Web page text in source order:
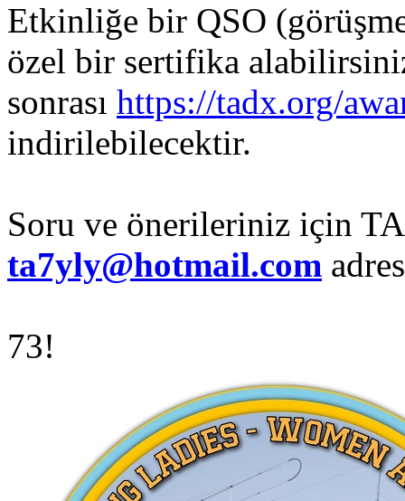
Etkinliğe bir QSO
özel bir sertifika
sonrası https://tadx.org/
indirilebilecektir.
Soru ve önerileriniz için
ta7yly@hotmail.com
73!